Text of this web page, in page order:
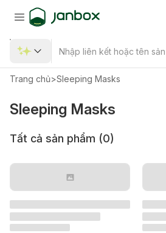
Trang chủ>Sleeping Masks
Sleeping Masks
Tất cả sản phẩm (0)